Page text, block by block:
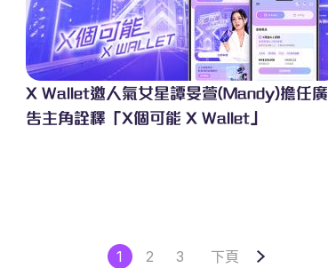
X Wallet邀人氣女星譚旻萱(Mandy)擔任廣
告主角詮釋「X個可能 X Wallet」
1 2 3 下頁